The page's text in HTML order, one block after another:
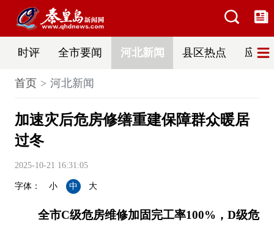
时评 全市要闻 河北新闻 县区热点 应急
首页 河北新闻
加速灾后危房修缮重建保障群众暖居
过冬
2025-10-21 16:31:05
字体： 小 中 大
全市C级危房维修加固完工率100%，D级危